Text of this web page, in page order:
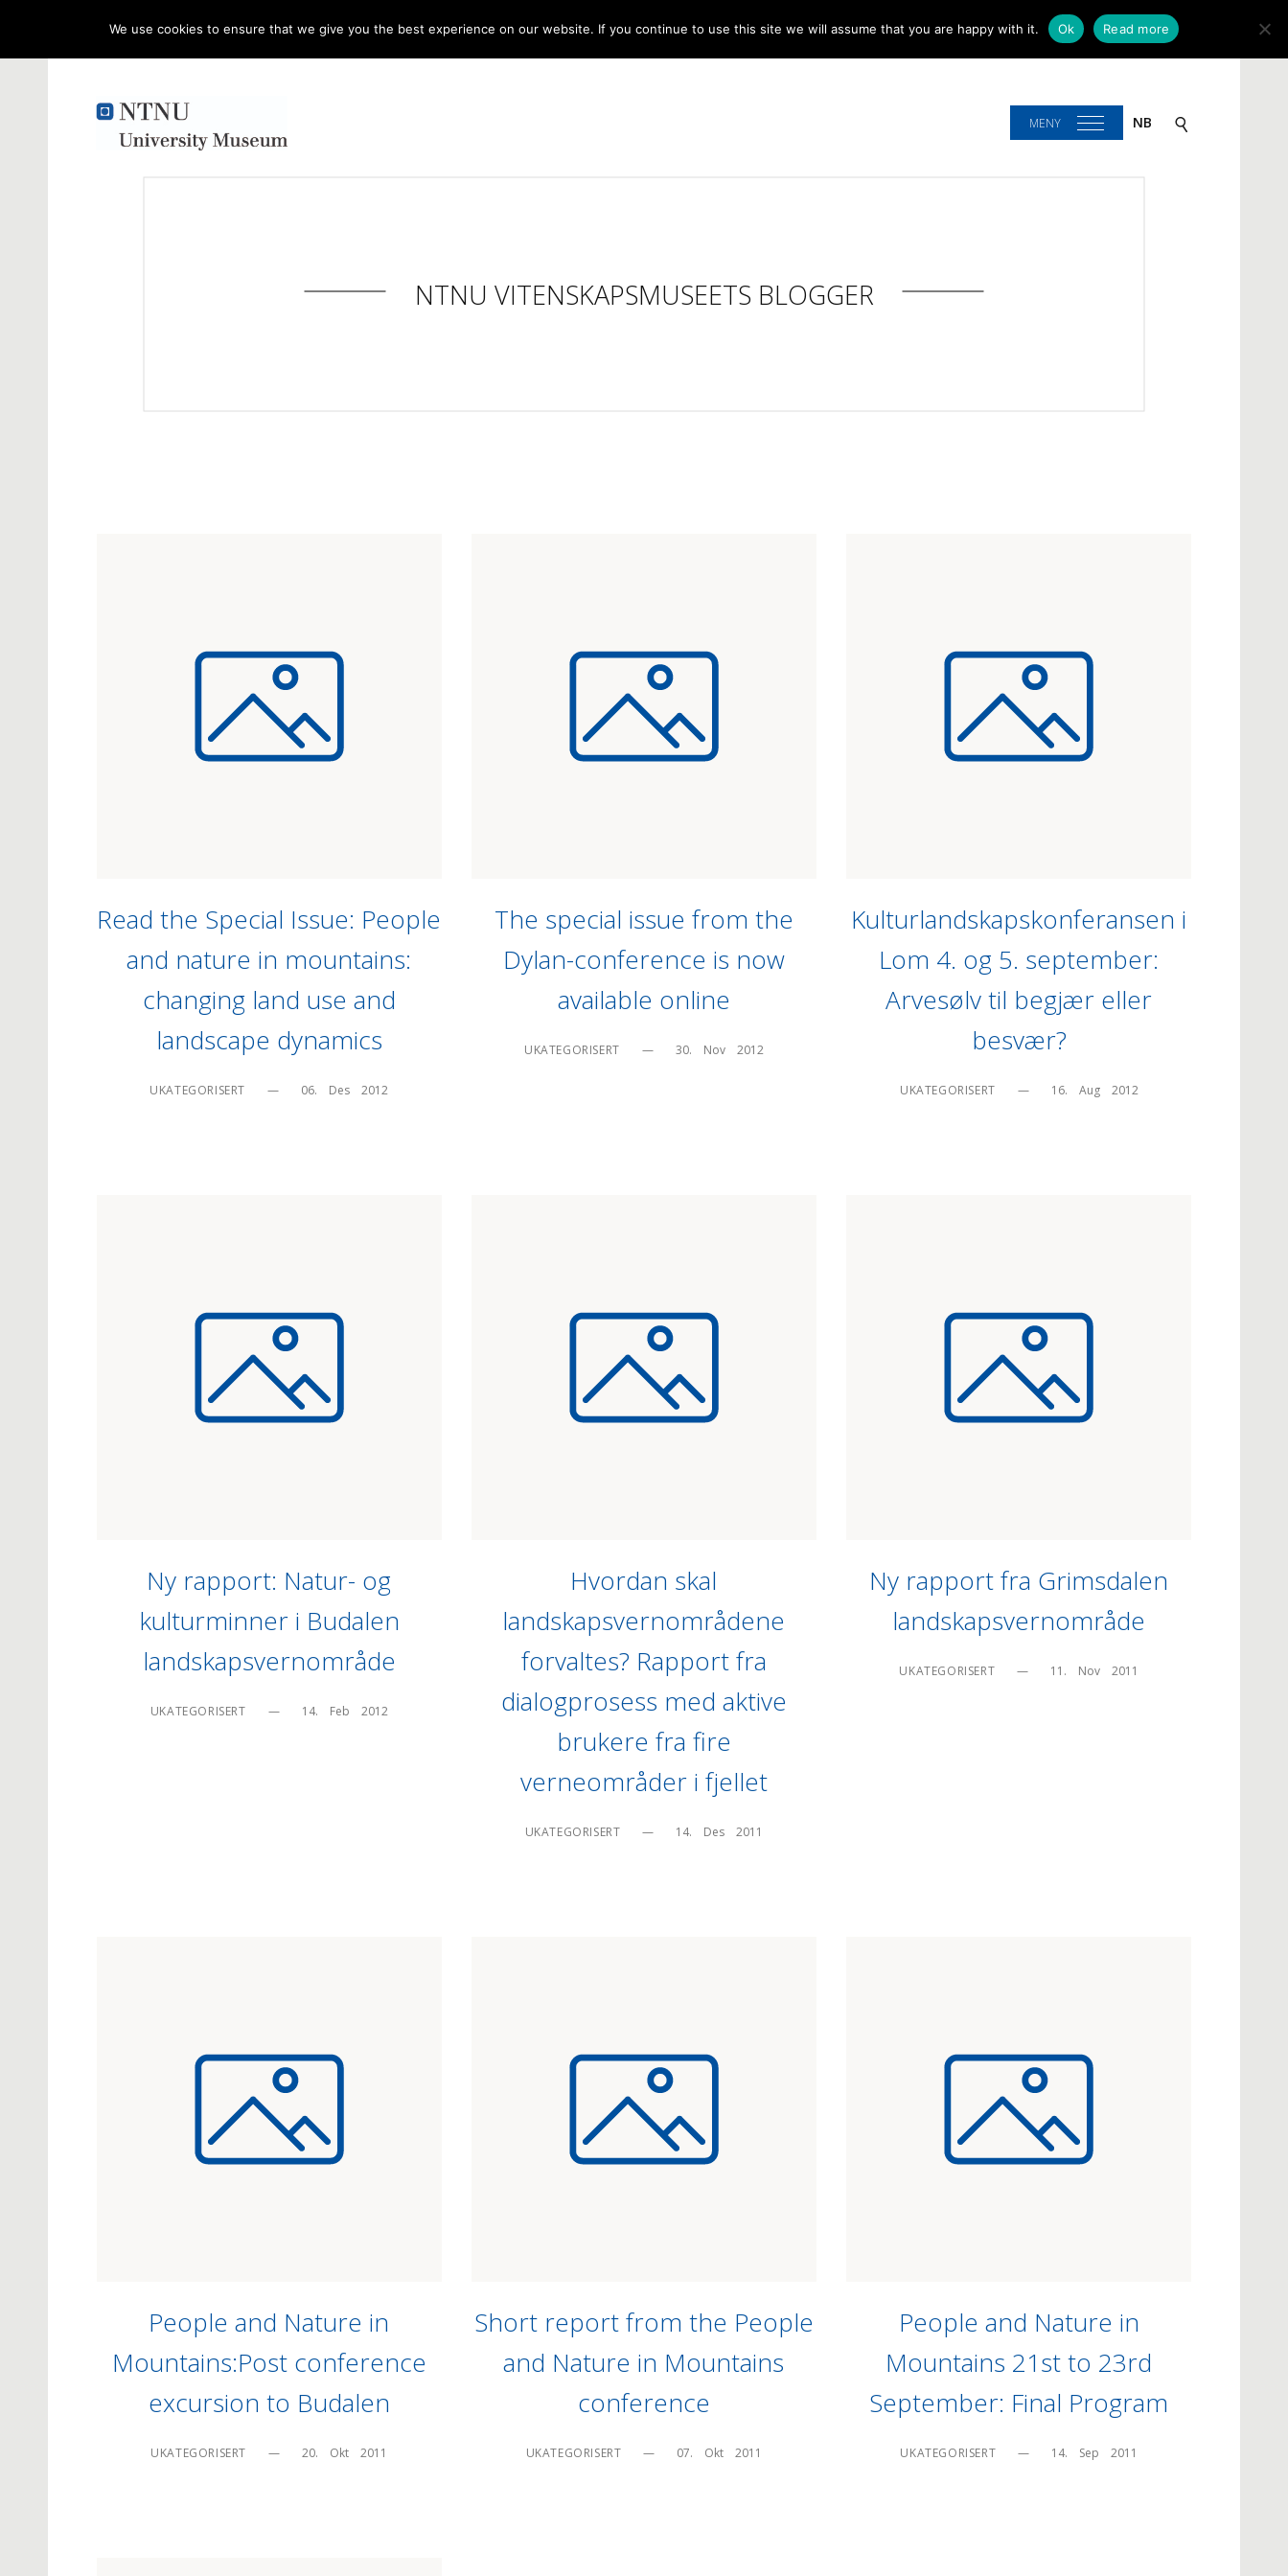
MENY NB
NTNU VITENSKAPSMUSEETS BLOGGER
Read the Special Issue: People
and nature in mountains:
changing land use and
landscape dynamics
UKATEGORISERT — 06.    Des    2012
The special issue from the
Dylan-conference is now
available online
UKATEGORISERT — 30.    Nov    2012
Kulturlandskapskonferansen i
Lom 4. og 5. september:
Arvesølv til begjær eller
besvær?
UKATEGORISERT — 16.    Aug    2012
Ny rapport: Natur- og
kulturminner i Budalen
landskapsvernområde
UKATEGORISERT — 14.    Feb    2012
Hvordan skal
landskapsvernområdene
forvaltes? Rapport fra
dialogprosess med aktive
brukere fra fire
verneområder i fjellet
UKATEGORISERT — 14.    Des    2011
Ny rapport fra Grimsdalen
landskapsvernområde
UKATEGORISERT — 11.    Nov    2011
People and Nature in
Mountains:Post conference
excursion to Budalen
UKATEGORISERT — 20.    Okt    2011
Short report from the People
and Nature in Mountains
conference
UKATEGORISERT — 07.    Okt    2011
People and Nature in
Mountains 21st to 23rd
September: Final Program
UKATEGORISERT — 14.    Sep    2011
We use cookies to ensure that we give you the best experience on our website. If you continue to use this site we will assume that you are happy with it. Ok Read more